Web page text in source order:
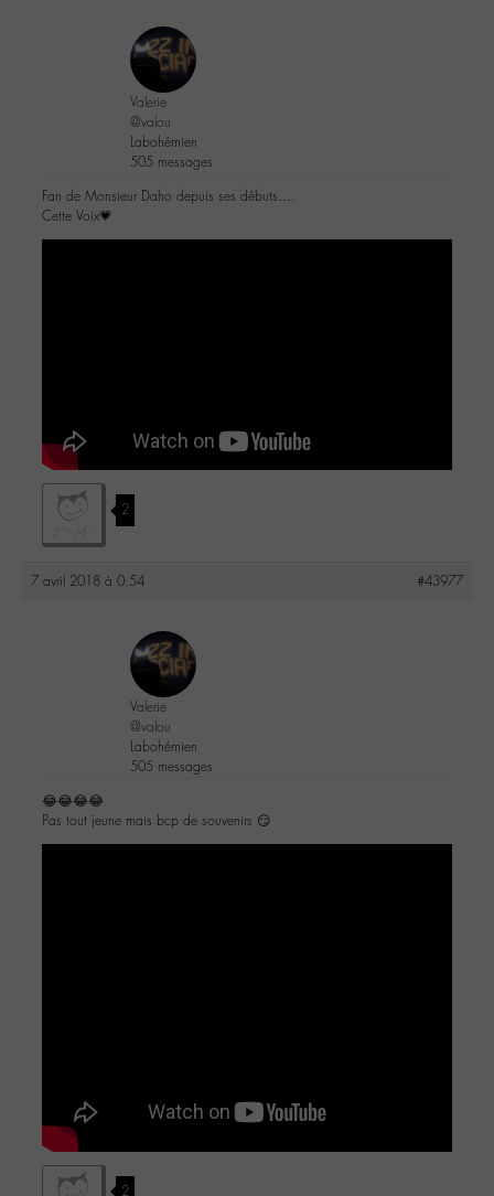
Valerie
@valou
Labohémien
505 messages
Fan de Monsieur Daho depuis ses débuts….
Cette Voix💗
2
7 avril 2018 à 0:54 #43977
Valerie
@valou
Labohémien
505 messages
😂😂😂😂
Pas tout jeune mais bcp de souvenirs 😏
2